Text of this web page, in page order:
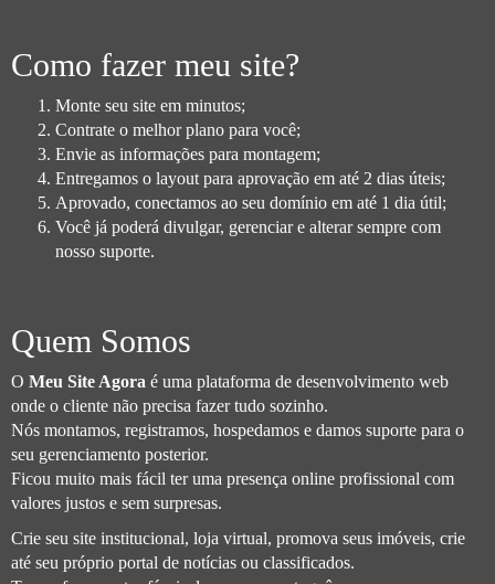
Como fazer meu site?
Monte seu site em minutos;
Contrate o melhor plano para você;
Envie as informações para montagem;
Entregamos o layout para aprovação em até 2 dias úteis;
Aprovado, conectamos ao seu domínio em até 1 dia útil;
Você já poderá divulgar, gerenciar e alterar sempre com
nosso suporte.
Quem Somos
O Meu Site Agora é uma plataforma de desenvolvimento web
onde o cliente não precisa fazer tudo sozinho.
Nós montamos, registramos, hospedamos e damos suporte para o
seu gerenciamento posterior.
Ficou muito mais fácil ter uma presença online profissional com
valores justos e sem surpresas.
Crie seu site institucional, loja virtual, promova seus imóveis, crie
até seu próprio portal de notícias ou classificados.